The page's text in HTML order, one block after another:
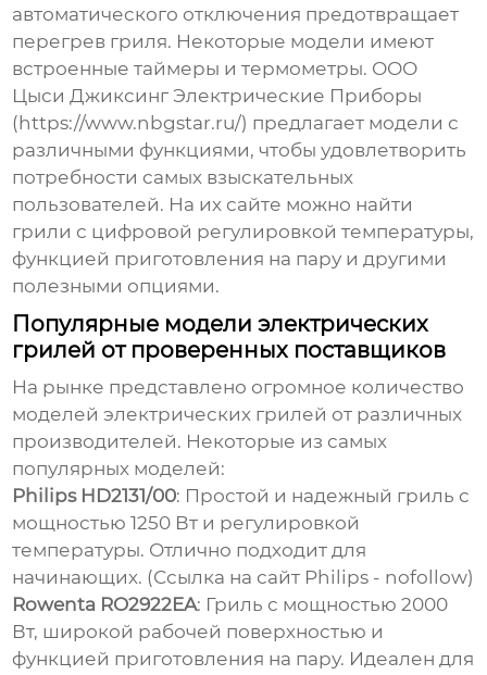
автоматического отключения предотвращает
перегрев гриля. Некоторые модели имеют
встроенные таймеры и термометры. ООО
Цыси Джиксинг Электрические Приборы
(https://www.nbgstar.ru/) предлагает модели с
различными функциями, чтобы удовлетворить
потребности самых взыскательных
пользователей. На их сайте можно найти
грили с цифровой регулировкой температуры,
функцией приготовления на пару и другими
полезными опциями.
Популярные модели электрических
грилей от проверенных поставщиков
На рынке представлено огромное количество
моделей электрических грилей от различных
производителей. Некоторые из самых
популярных моделей:
Philips HD2131/00: Простой и надежный гриль с
мощностью 1250 Вт и регулировкой
температуры. Отлично подходит для
начинающих. (Ссылка на сайт Philips - nofollow)
Rowenta RO2922EA: Гриль с мощностью 2000
Вт, широкой рабочей поверхностью и
функцией приготовления на пару. Идеален для